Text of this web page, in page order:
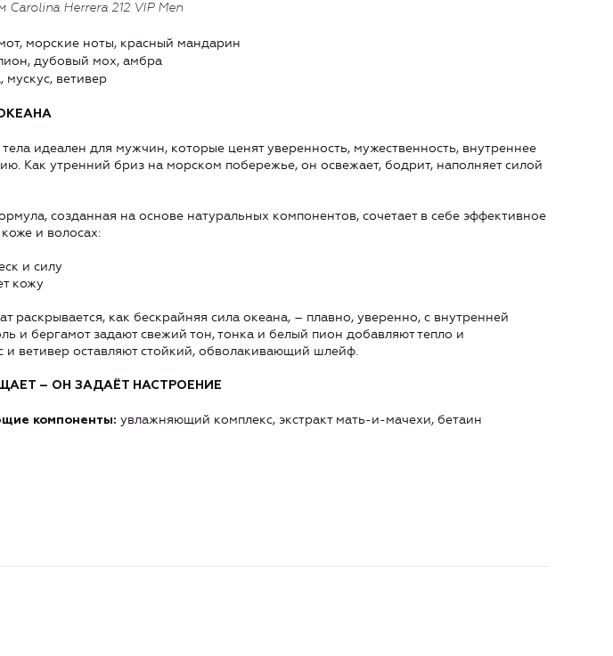
Herrera 212 VIP Men
морские ноты, красный мандарин
дубовый мох, амбра
мускус, ветивер
идеален для мужчин, которые ценят уверенность, мужественность, внутреннее
Как утренний бриз на морском побережье, он освежает, бодрит, наполняет силой
созданная на основе натуральных компонентов, сочетает в себе эффективное
и волосах:
и силу
кожу
раскрывается, как бескрайняя сила океана, – плавно, уверенно, с внутренней
и бергамот задают свежий тон, тонка и белый пион добавляют тепло и
и ветивер оставляют стойкий, обволакивающий шлейф.
– ОН ЗАДАЁТ НАСТРОЕНИЕ
компоненты: увлажняющий комплекс, экстракт мать-и-мачехи, бетаин